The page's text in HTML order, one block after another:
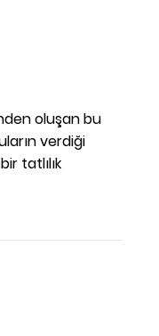
oluşan bu
verdiği
tatlılık